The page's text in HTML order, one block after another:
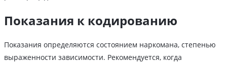
Показания к кодированию
Показания определяются состоянием наркомана, степенью
выраженности зависимости. Рекомендуется, когда